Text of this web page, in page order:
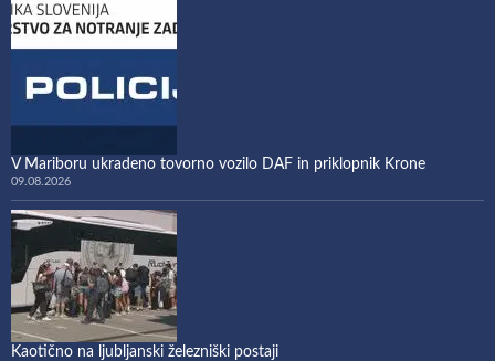
V Mariboru ukradeno tovorno vozilo DAF in priklopnik Krone
09.08.2026
Kaotično na ljubljanski železniški postaji